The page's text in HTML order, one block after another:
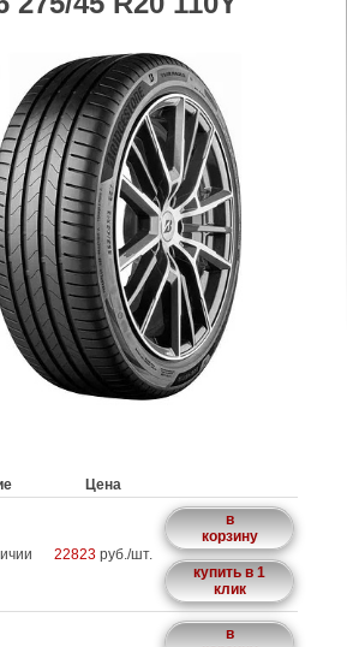
Цена
22823 руб./шт.
в
корзину
купить в 1
клик
в